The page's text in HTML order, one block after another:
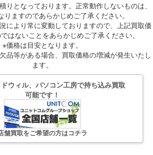
りとなっております。正常動作しないものは、
りますのであらかじめご了承ください。
により常に変動しておりますので、上記買取価
はないことをあらかじめご了承ください。
※価格は目安となります。
品等がある場合、買取価格の増減が発生いたし
ます。
ウィル、パソコン工房で持ち込み買取
可能です！
舗買取をご希望の方はコチラ